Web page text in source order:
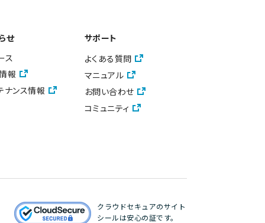
せ
ス
報
ナンス情報
サポート
よくある質問
マニュアル
お問い合わせ
コミュニティ
クラウドセキュアのサイト
シールは安心の証です。